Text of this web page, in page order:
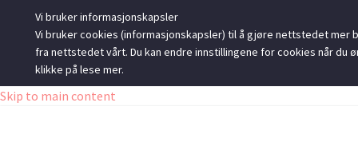
Skip to main content
Vi bruker informasjonskapsler
Vi bruker cookies (informasjonskapsler) til å gjøre nettstedet
fra nettstedet vårt. Du kan endre innstillingene for cookies når
klikke på lese mer.